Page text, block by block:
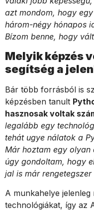
azt mondom, hogy
három-négy hónapos
Bízom benne, hogy
Melyik képzés
segítség a
Bár több forrásból is
képzésben tanult
hasznosak voltak
legalább egy
tehát ugye nálatok a
Már hoztam egy
úgy gondoltam, hogy
jal is már
A munkahelye
technológiákat, így az